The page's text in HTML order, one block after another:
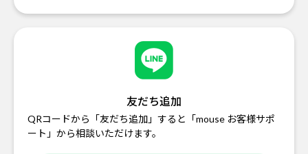
友だち追加
QRコードから「友だち追加」すると「mouse お客様サポ
ート」から相談いただけます。